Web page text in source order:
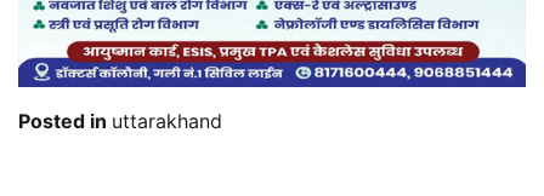
Posted in uttarakhand